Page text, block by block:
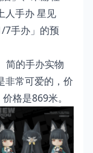
人手办 星见
7手办」的预
简的手办实物
非常可爱的，价
格是869米。